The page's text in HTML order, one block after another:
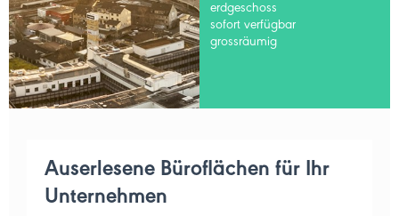
erdgeschoss
sofort verfügbar
grossräumig
Auserlesene Büroflächen für Ihr
Unternehmen